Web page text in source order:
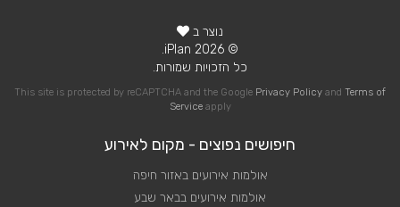
נוצר ב
© 2026 iPlan.
כל הזכויות שמורות.
This site is protected by reCAPTCHA and the Google Privacy Policy and Terms of
Serviceapply
חיפושים נפוצים - מקום לאירוע
אולמות אירועים באזור חיפה
אולמות אירועים בבאר שבע